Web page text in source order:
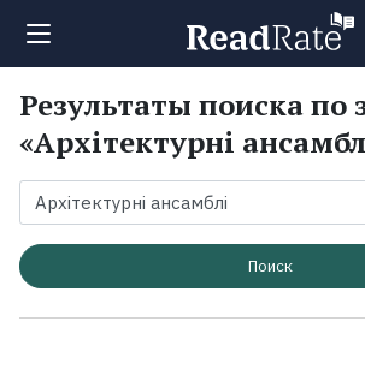
Поиск
Новости
Рейтинги
Результаты поиска по
«Архітектурні
Поиск